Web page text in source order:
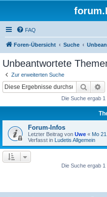
FAQ
Foren-Übersicht Suche
Unbeantwortete
Zur erweiterten Suche
Suche
Die Suche ergab 1
Forum-Infos
Letzter Beitrag von Uwe « Mo
Verfasst in Ludetis Allgemein
Die Suche ergab 1